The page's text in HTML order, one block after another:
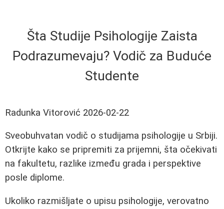
Šta Studije Psihologije Zaista
Podrazumevaju? Vodič za Buduće
Studente
Radunka Vitorović 2026-02-22
Sveobuhvatan vodič o studijama psihologije u Srbiji.
Otkrijte kako se pripremiti za prijemni, šta očekivati
na fakultetu, razlike između grada i perspektive
posle diplome.
Ukoliko razmišljate o upisu psihologije, verovatno